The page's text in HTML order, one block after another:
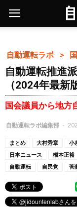
自動運転ラボ ＞
自動運転推進
（2024年最新
国会議員から地方
自動運転ラボ編集部 -
まとめ 大村秀章 小
日本ニュース
橋本正裕
自動運転
自民党 菅